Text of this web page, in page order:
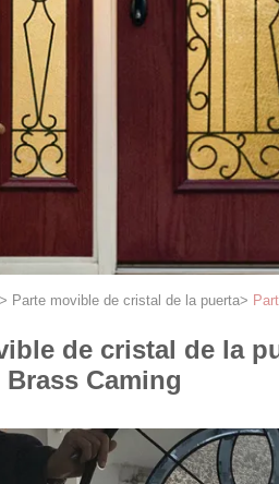
> Parte movible de cristal de la puerta>
de cristal de la
Caming